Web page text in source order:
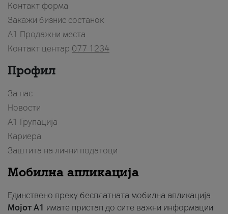
Контакт форма
Закажи бизнис состанок
A1 Продажни места
Контакт центар 077 1234
Профил
За нас
Новости
А1 Групација
Кариера
Заштита на лични податоци
Мобилна апликација
Единствено преку бесплатната мобилна апликација
Мојот A1 имате пристап до сите важни информации